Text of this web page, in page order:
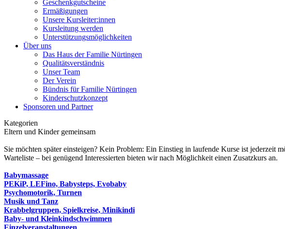
Geschenkgutscheine
Ermäßigungen
Unsere Kursleiter:innen
Kursleitung werden
Unterstützungsmöglichkeiten
Über uns
Das Haus der Familie Nürtingen
Qualitätsverständnis
Unser Team
Der Verein
Bündnis für Familie Nürtingen
Kinderschutzkonzept
Sponsoren und Partner
Kategorien
Eltern und Kinder gemeinsam
Sie möchten später einsteigen? Kein Problem: Ein Einstieg in laufende Kurse ist
Warteliste – bei genügend Interessierten bieten wir nach Möglichkeit einen Zusatzkurs an.
Babymassage
PEKiP, LEFino, Babysteps, Evobaby
Psychomotorik, Turnen
Musik und Tanz
Krabbelgruppen, Spielkreise, Minikindi
Baby- und Kleinkindschwimmen
Einzelveranstaltungen